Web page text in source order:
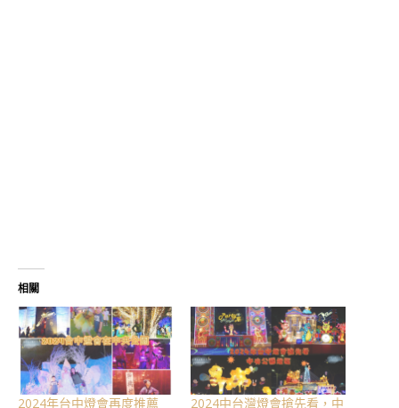
相關
2024年台中燈會再度推薦 2024中台灣燈會搶先看，中